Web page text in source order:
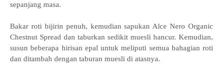
sepanjang masa.
Bakar roti bijirin penuh, kemudian sapukan Alce Nero Organic
Chestnut Spread dan taburkan sedikit muesli hancur. Kemudian,
susun beberapa hirisan epal untuk meliputi semua bahagian roti
dan ditambah dengan taburan muesli di atasnya.